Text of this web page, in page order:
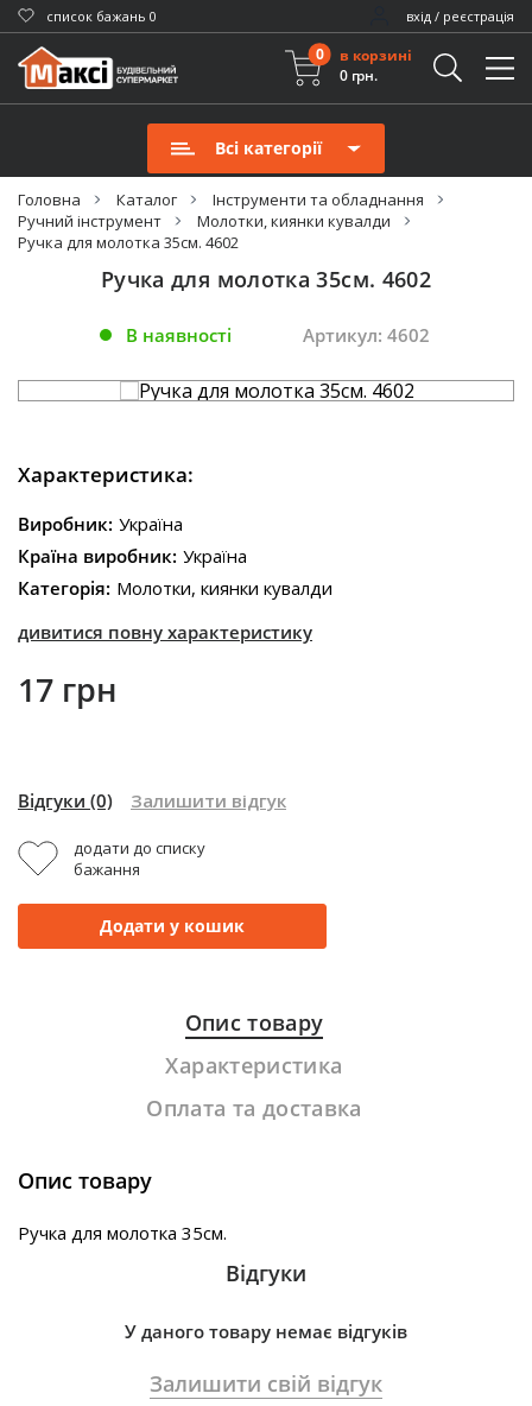
cписок бажань 0 вхід / реєстрація
0
в корзині
0 грн.
Всі категорії
Головна Каталог
Інструменти та обладнання
Ручний інструмент
Молотки, киянки кувалди
Ручка для молотка 35см. 4602
Ручка для молотка 35см. 4602
В наявності Артикул: 4602
Характеристика:
Виробник: Україна
Країна виробник: Україна
Категорія: Молотки, киянки кувалди
дивитися повну характеристику
17 грн
Відгуки (0) Залишити відгук
Додати у кошик
додати до списку
бажання
Опис товару
Характеристика
Оплата та доставка
Опис товару
Ручка для молотка 35см.
Відгуки
У даного товару немає відгуків
Залишити свій відгук